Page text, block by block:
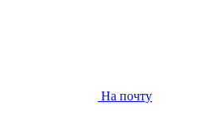
На почту